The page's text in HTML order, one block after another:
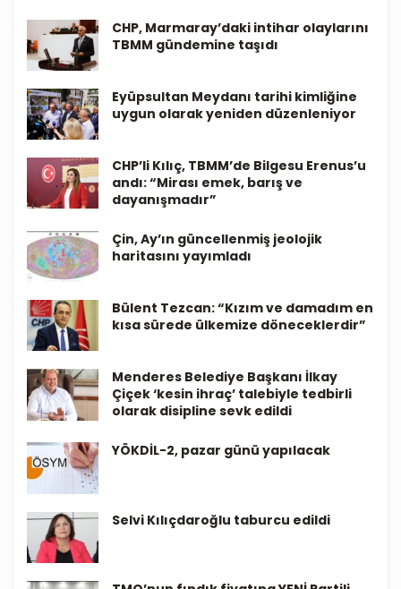
CHP, Marmaray’daki intihar olaylarını
TBMM gündemine taşıdı
Eyüpsultan Meydanı tarihi kimliğine
uygun olarak yeniden düzenleniyor
CHP’li Kılıç, TBMM’de Bilgesu Erenus’u
andı: “Mirası emek, barış ve
dayanışmadır”
Çin, Ay’ın güncellenmiş jeolojik
haritasını yayımladı
Bülent Tezcan: “Kızım ve damadım en
kısa sürede ülkemize döneceklerdir”
Menderes Belediye Başkanı İlkay
Çiçek ‘kesin ihraç’ talebiyle tedbirli
olarak disipline sevk edildi
YÖKDİL-2, pazar günü yapılacak
Selvi Kılıçdaroğlu taburcu edildi